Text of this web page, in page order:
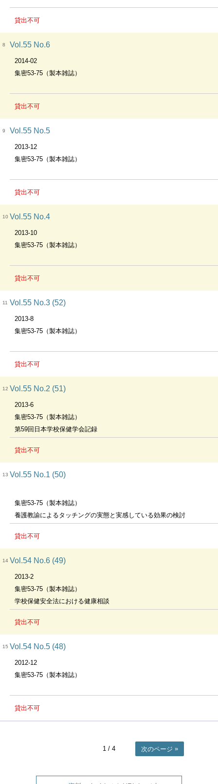
貸出不可
8 Vol.55 No.6
2014-02
集密53-75（製本雑誌）
貸出不可
9 Vol.55 No.5
2013-12
集密53-75（製本雑誌）
貸出不可
10 Vol.55 No.4
2013-10
集密53-75（製本雑誌）
貸出不可
11 Vol.55 No.3 (52)
2013-8
集密53-75（製本雑誌）
貸出不可
12 Vol.55 No.2 (51)
2013-6
集密53-75（製本雑誌）
第59回日本学校保健学会記録
貸出不可
13 Vol.55 No.1 (50)
集密53-75（製本雑誌）
養護教諭によるタッチングの実態と実感している効果の検討
貸出不可
14 Vol.54 No.6 (49)
2013-2
集密53-75（製本雑誌）
学校保健安全法における健康相談
貸出不可
15 Vol.54 No.5 (48)
2012-12
集密53-75（製本雑誌）
貸出不可
1 / 4 次のページ